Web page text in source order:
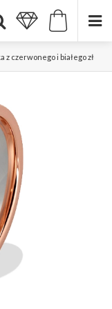
z czerwonego i białego złota